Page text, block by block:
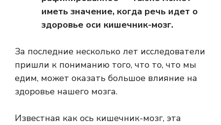
иметь значение, когда речь идет о
здоровье оси кишечник-мозг.
За последние несколько лет исследователи
пришли к пониманию того, что то, что мы
едим, может оказать большое влияние на
здоровье нашего мозга.
Известная как ось кишечник-мозг, эта